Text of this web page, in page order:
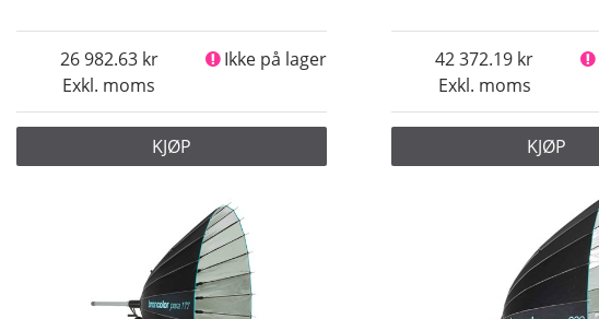
Exkl. moms
26 982.63 Ikke på lager
KJØP
Exkl. moms
42 372.19
KJØP